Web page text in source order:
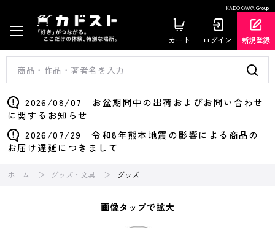
KADOKAWA Group
カート ログイン 新規登録
2026/08/07 お盆期間中の出荷およびお問い合わせ
に関するお知らせ
2026/07/29 令和8年熊本地震の影響による商品の
お届け遅延につきまして
ホーム グッズ・文具 グッズ
画像タップで拡大